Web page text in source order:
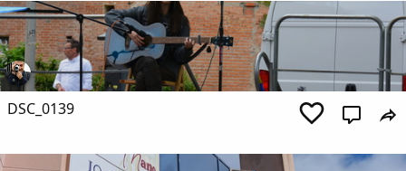
DSC_0139